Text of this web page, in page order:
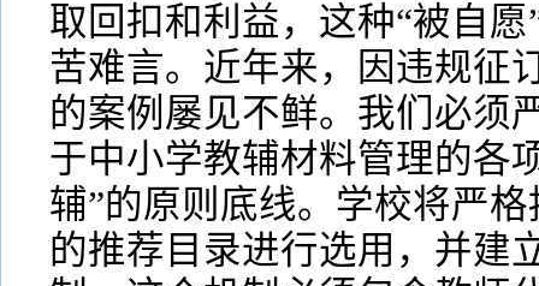
取回扣和利益，这种“被自
苦难言。近年来，因违规征
的案例屡见不鲜。我们必须
于中小学教辅材料管理的各
辅”的原则底线。学校将严
的推荐目录进行选用，并建